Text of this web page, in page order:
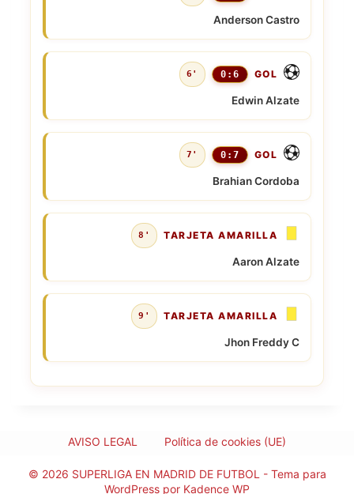
Anderson Castro
6' 0:6 GOL
Edwin Alzate
7' 0:7 GOL
Brahian Cordoba
8' TARJETA AMARILLA
Aaron Alzate
9' TARJETA AMARILLA
Jhon Freddy C
AVISO LEGAL Política de cookies (UE)
© 2026 SUPERLIGA EN MADRID DE FUTBOL - Tema para
WordPress por Kadence WP